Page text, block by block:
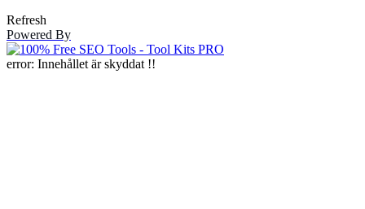
Refresh
Powered By
error: Innehållet är skyddat !!